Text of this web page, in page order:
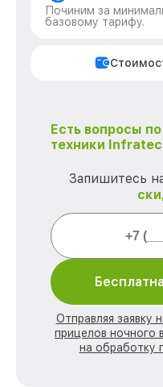
Починим за
базовому тарифу.
Есть вопросы
техники
Запишитесь
Отправляя заявку
прицелов ночного
на обработку